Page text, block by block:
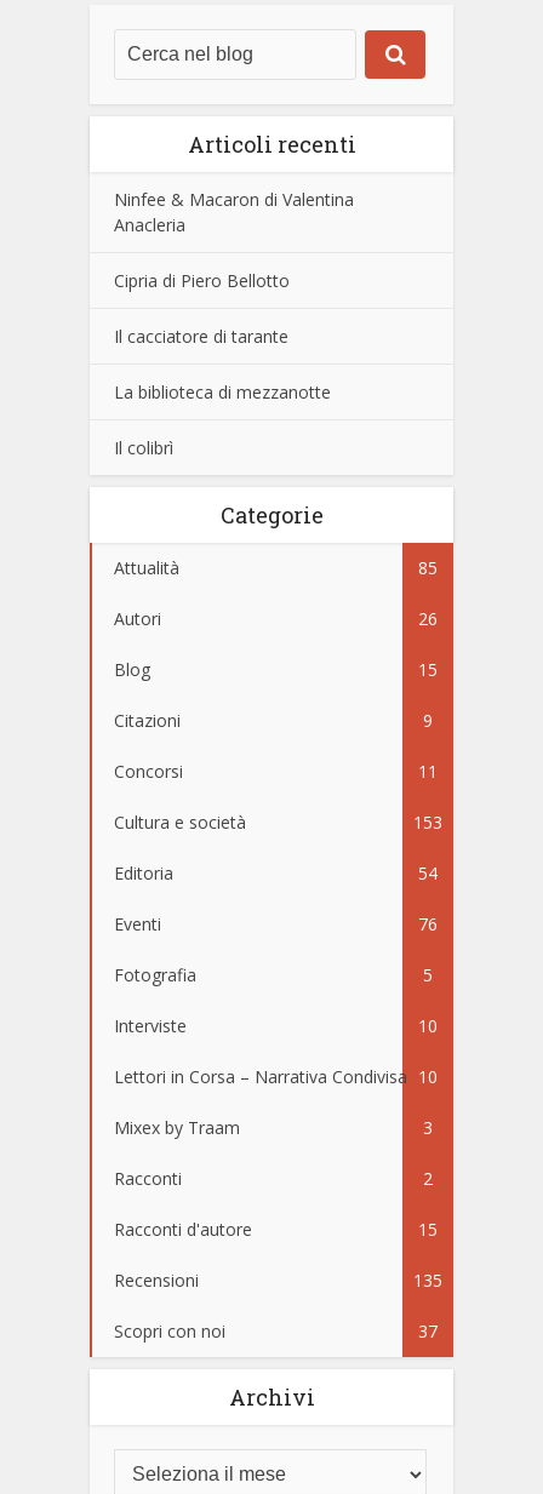
Articoli recenti
Ninfee & Macaron di Valentina
Anacleria
Cipria di Piero Bellotto
Il cacciatore di tarante
La biblioteca di mezzanotte
Il colibrì
Categorie
Attualità 85
Autori 26
Blog 15
Citazioni 9
Concorsi 11
Cultura e società 153
Editoria 54
Eventi 76
Fotografia 5
Interviste 10
Lettori in Corsa – Narrativa Condivisa 10
Mixex by Traam 3
Racconti 2
Racconti d'autore 15
Recensioni 135
Scopri con noi 37
Archivi